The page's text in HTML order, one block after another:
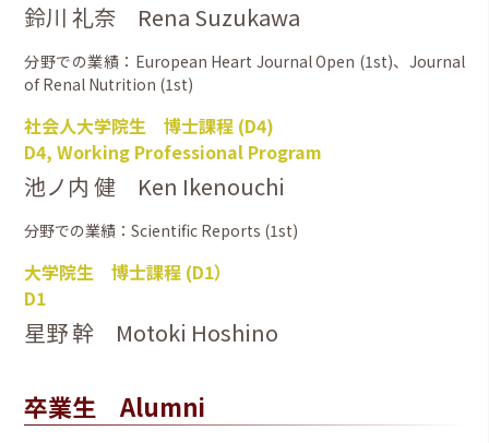
鈴川 礼奈 Rena Suzukawa
分野での業績：European Heart Journal Open (1st)、Journal
of Renal Nutrition (1st)
社会人大学院生 博士課程 (D4)
D4, Working Professional Program
池ノ内 健 Ken Ikenouchi
分野での業績：Scientific Reports (1st)
大学院生 博士課程 (D1）
D1
星野 幹 Motoki Hoshino
卒業生 Alumni